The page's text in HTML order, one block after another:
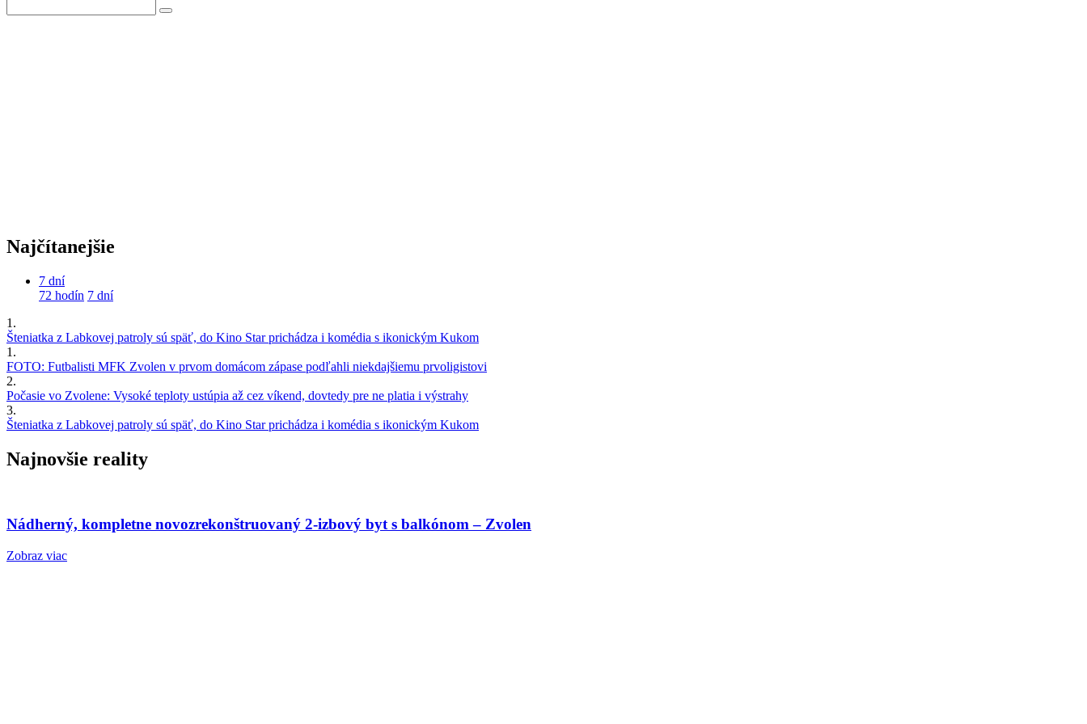
Najčítanejšie
7 dní
72 hodín 7 dní
1.
Šteniatka z Labkovej patroly sú späť, do Kino Star prichádza i komédia s ikonickým Kukom
1.
FOTO: Futbalisti MFK Zvolen v prvom domácom zápase podľahli niekdajšiemu prvoligistovi
2.
Počasie vo Zvolene: Vysoké teploty ustúpia až cez víkend, dovtedy pre ne platia i výstrahy
3.
Šteniatka z Labkovej patroly sú späť, do Kino Star prichádza i komédia s ikonickým Kukom
Najnovšie reality
Nádherný, kompletne novozrekonštruovaný 2-izbový byt s balkónom – Zvolen
Zobraz viac